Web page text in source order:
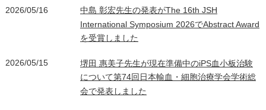
2026/05/16
中島 彰宏先生の発表がThe 16th JSH
International Symposium 2026でAbstract Award
を受賞しました
2026/05/15
堺田 惠美子先生が現在準備中のiPS血小板治験
について第74回日本輸血・細胞治療学会学術総
会で発表しました